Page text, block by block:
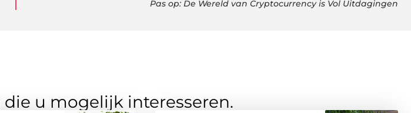
Pas op: De Wereld van Cryptocurrency is Vol Uitdagingen
die u mogelijk interesseren.